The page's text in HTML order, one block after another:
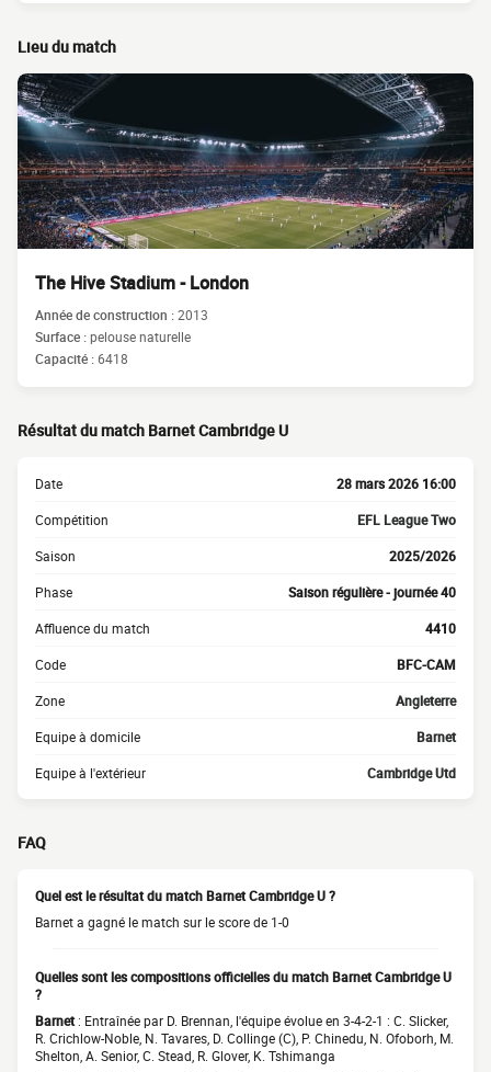
Lieu du match
The Hive Stadium - London
Année de construction :2013
Surface :pelouse naturelle
Capacité :6418
Résultat du match Barnet Cambridge U
Date 28 mars 2026 16:00
Compétition EFL League Two
Saison 2025/2026
Phase Saison régulière - journée 40
Affluence du match 4410
Code BFC-CAM
Zone Angleterre
Equipe à domicile Barnet
Equipe à l'extérieur Cambridge Utd
FAQ
Quel est le résultat du match Barnet Cambridge U ?
Barnet a gagné le match sur le score de 1-0
Quelles sont les compositions officielles du match Barnet Cambridge U
?
Barnet: Entraînée par D. Brennan, l'équipe évolue en 3-4-2-1 : C. Slicker,
R. Crichlow-Noble, N. Tavares, D. Collinge (C), P. Chinedu, N. Ofoborh, M.
Shelton, A. Senior, C. Stead, R. Glover, K. Tshimanga